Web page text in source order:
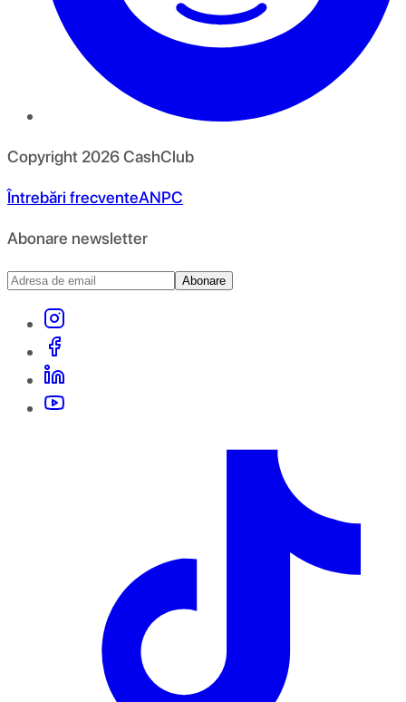
Copyright 2026CashClub
Întrebări frecventeANPC
Abonare newsletter
Abonare